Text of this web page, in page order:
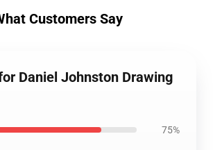
Customers Say
Daniel Johnston Drawing
75%